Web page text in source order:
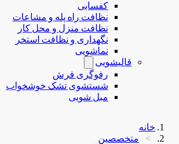
کفسابی
نظافت راه پله و مشاعات
نظافت منزل و محل کار
نگهداری و نظافت استخر
نماشویی
قالیشویی
رفوگری فرش
شستشوی تشک خوشخواب
مبل شویی
خانه
متخصصین